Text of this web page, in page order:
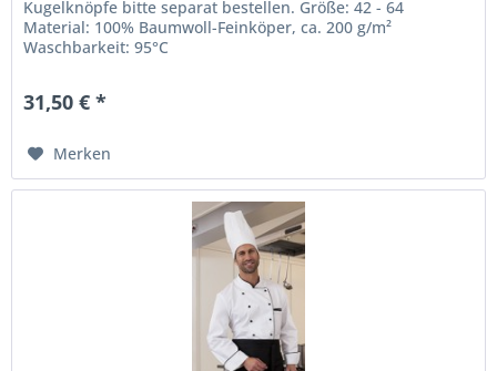
Kugelknöpfe bitte separat bestellen. Größe: 42 - 64
Material: 100% Baumwoll-Feinköper, ca. 200 g/m²
Waschbarkeit: 95°C
31,50 € *
Merken